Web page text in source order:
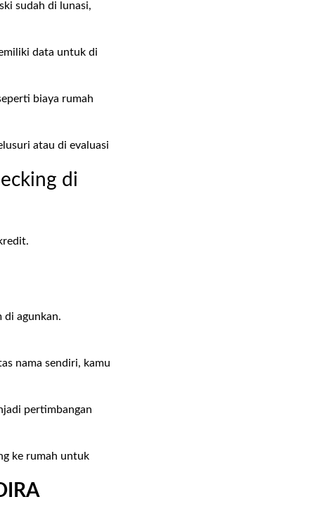
sudah di lunasi,
data untuk di
biaya rumah
atau di evaluasi
di
di agunkan.
nama sendiri, kamu
pertimbangan
ke rumah untuk